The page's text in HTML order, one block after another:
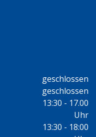
geschlossen
geschlossen
13:30 - 17.00
Uhr
13:30 - 18:00